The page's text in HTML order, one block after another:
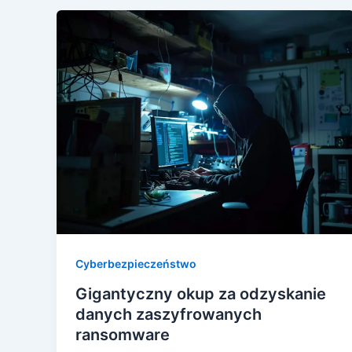
Cyberbezpieczeństwo
Gigantyczny okup za odzyskanie
danych zaszyfrowanych
ransomware